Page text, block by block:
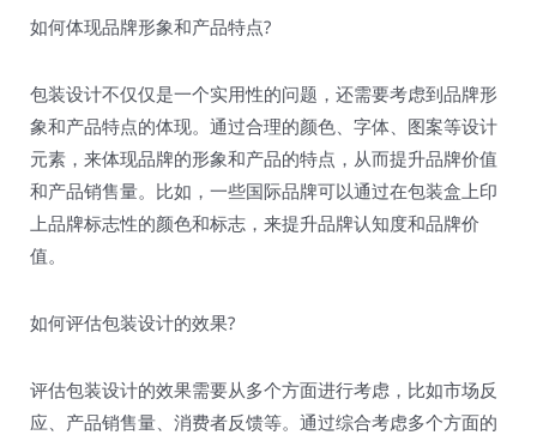
如何体现品牌形象和产品特点?
包装设计不仅仅是一个实用性的问题，还需要考虑到品牌形
象和产品特点的体现。通过合理的颜色、字体、图案等设计
元素，来体现品牌的形象和产品的特点，从而提升品牌价值
和产品销售量。比如，一些国际品牌可以通过在包装盒上印
上品牌标志性的颜色和标志，来提升品牌认知度和品牌价
值。
如何评估包装设计的效果?
评估包装设计的效果需要从多个方面进行考虑，比如市场反
应、产品销售量、消费者反馈等。通过综合考虑多个方面的